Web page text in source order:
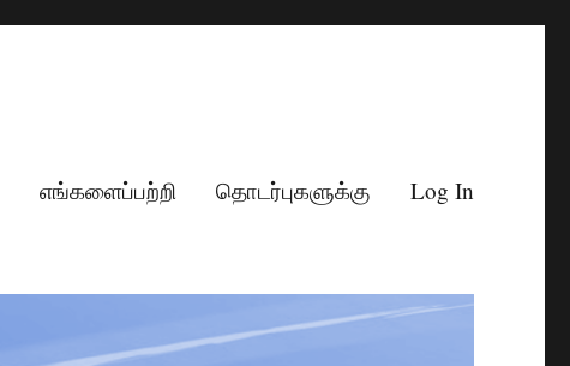
எங்களைப்பற்றி தொடர்புகளுக்கு Log In